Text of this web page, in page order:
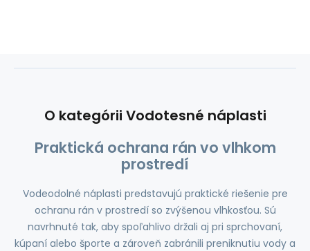
O kategórii Vodotesné náplasti
Praktická ochrana rán vo vlhkom
prostredí
Vodeodolné náplasti predstavujú praktické riešenie pre
ochranu rán v prostredí so zvýšenou vlhkosťou. Sú
navrhnuté tak, aby spoľahlivo držali aj pri sprchovaní,
kúpaní alebo športe a zároveň zabránili preniknutiu vody a